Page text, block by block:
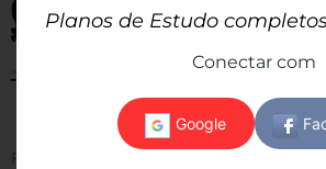
Figura 6. Um conceito interessante (e
Planos de Estudo
Conectar com